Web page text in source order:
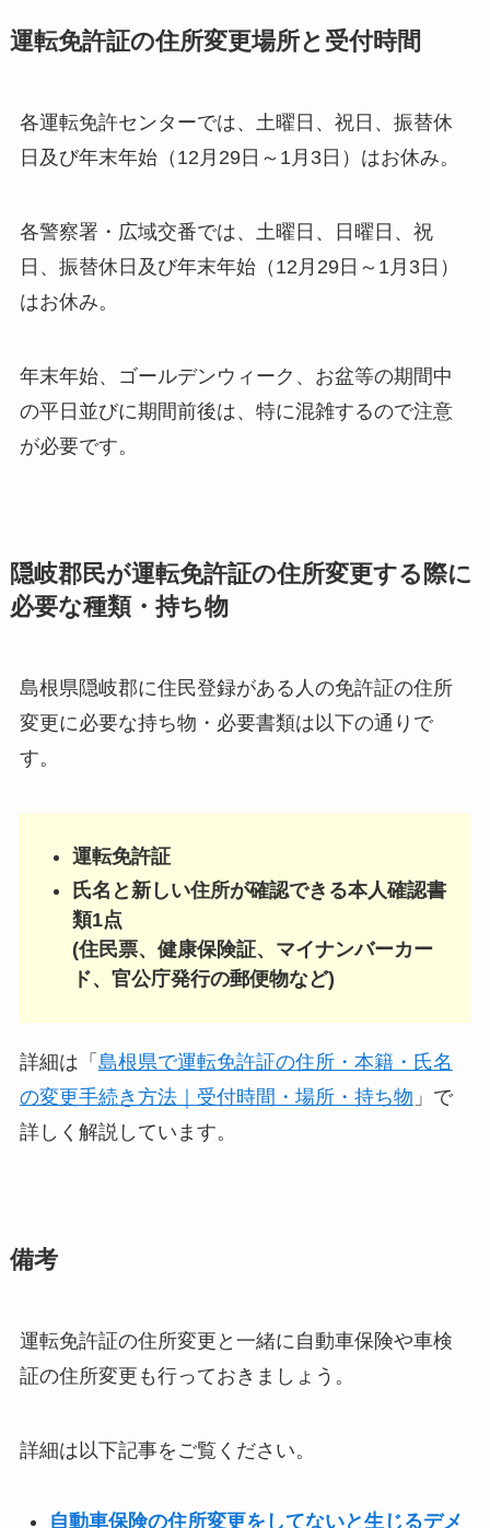
運転免許証の住所変更場所と受付時間
各運転免許センターでは、土曜日、祝日、振替休
日及び年末年始（12月29日～1月3日）はお休み。
各警察署・広域交番では、土曜日、日曜日、祝
日、振替休日及び年末年始（12月29日～1月3日）
はお休み。
年末年始、ゴールデンウィーク、お盆等の期間中
の平日並びに期間前後は、特に混雑するので注意
が必要です。
隠岐郡民が運転免許証の住所変更する際に
必要な種類・持ち物
島根県隠岐郡に住民登録がある人の免許証の住所
変更に必要な持ち物・必要書類は以下の通りで
す。
運転免許証
氏名と新しい住所が確認できる本人確認書
類1点
(住民票、健康保険証、マイナンバーカー
ド、官公庁発行の郵便物など)
詳細は「 島根県で運転免許証の住所・本籍・氏名
の変更手続き方法｜受付時間・場所・持ち物 」で
詳しく解説しています。
備考
運転免許証の住所変更と一緒に自動車保険や車検
証の住所変更も行っておきましょう。
詳細は以下記事をご覧ください。
自動車保険の住所変更をしてないと生じるデメ